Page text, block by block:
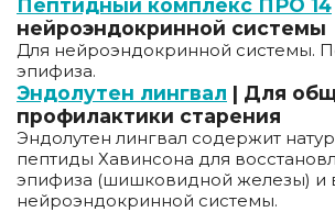
Пептидный комплекс ПРО 14
нейроэндокринной системы
Для нейроэндокринной системы.
эпифиза.
Эндолутен лингвал | Для
профилактики старения
Эндолутен лингвал содержит
пептиды Хавинсона для
эпифиза (шишковидной железы) и
нейроэндокринной системы.